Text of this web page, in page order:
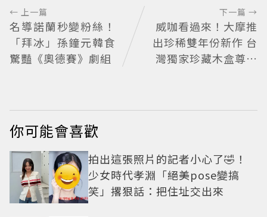
← 上一篇
名導諾蘭秒變粉絲！
「拜冰」孫鐘元韓食
驚豔《奧德賽》劇組
下一篇 →
威咖看過來！大摩推
出珍稀雙年份新作 台
灣獨家珍藏木盒尊榮
你可能會喜歡
拍出這張照片的記者小心了🤣！
少女時代孝淵「絕美pose變搞
笑」撂狠話：把住址交出來